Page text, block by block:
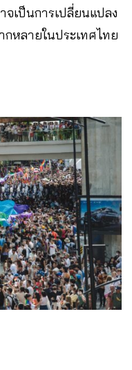
เป็นการเปลี่ยนแปลง
หลายในประเทศไทย